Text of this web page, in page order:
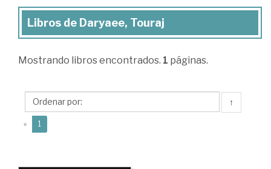
Libros
Daryaee,
Libros de Daryaee, Touraj
Mostrando libros encontrados. 1 páginas.
↑
« 1